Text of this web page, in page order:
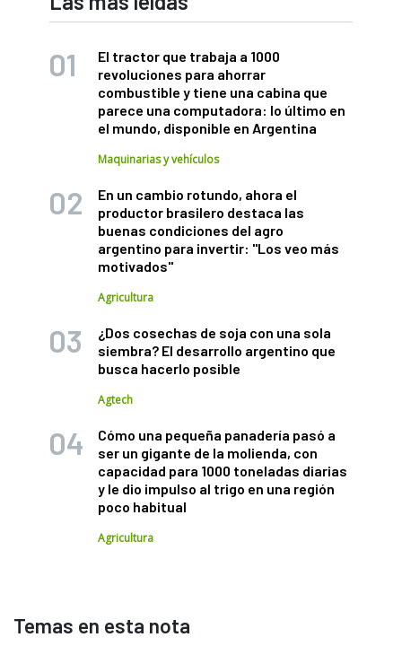
El tractor que trabaja a 1000
revoluciones para ahorrar
combustible y tiene una cabina que
parece una computadora: lo último en
el mundo, disponible en Argentina
Maquinarias y vehículos
En un cambio rotundo, ahora el
productor brasilero destaca las
buenas condiciones del agro
argentino para invertir: "Los veo más
motivados"
Agricultura
¿Dos cosechas de soja con una sola
siembra? El desarrollo argentino que
busca hacerlo posible
Agtech
Cómo una pequeña panadería pasó a
ser un gigante de la molienda, con
capacidad para 1000 toneladas diarias
y le dio impulso al trigo en una región
poco habitual
Agricultura
Temas en esta nota